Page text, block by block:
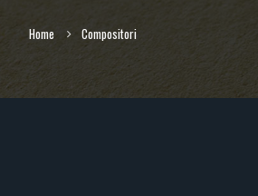
Home Compositori